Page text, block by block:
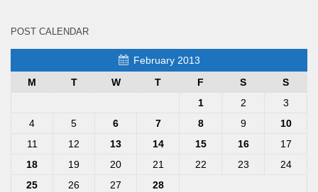
POST CALENDAR
February 2013
M
T W T F S
S
1
2
3
4
5 6 7 8 9
10
11
12 13 14 15 16
17
18
19 20 21 22 23
24
25
26 27
28